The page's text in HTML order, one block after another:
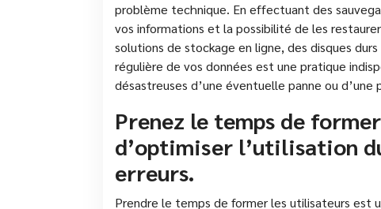
problème technique. En effectuant des
vos informations et la possibilité de les
solutions de stockage en ligne, des disques
régulière de vos données est une pratique
désastreuses d’une éventuelle panne ou
Prenez le temps de
d’optimiser l’utilisation
erreurs.
Prendre le temps de former les utilisateurs est